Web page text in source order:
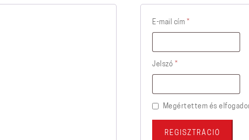
E-mail cím *Kötelező
Jelszó *Kötelező
Megértettem és
REGISZTRÁCIÓ